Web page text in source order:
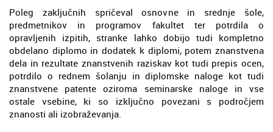
Poleg zaključnih spričeval osnovne in srednje šole,
predmetnikov in programov fakultet ter potrdila o
opravljenih izpitih, stranke lahko dobijo tudi kompletno
obdelano diplomo in dodatek k diplomi, potem znanstvena
dela in rezultate znanstvenih raziskav kot tudi prepis ocen,
potrdilo o rednem šolanju in diplomske naloge kot tudi
znanstvene patente oziroma seminarske naloge in vse
ostale vsebine, ki so izključno povezani s področjem
znanosti ali izobraževanja.